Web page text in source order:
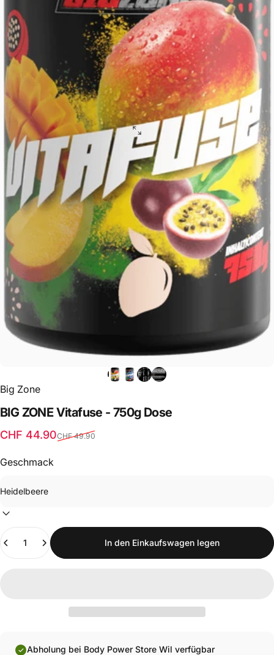
Big Zone
BIG ZONEVitafuse - 750g Dose
Verkaufspreis
CHF 44.90
Normaler PreisCHF 49.90
Geschmack
Anzahl
In den Einkaufswagen legen
Abholung bei Body Power Store Wil verfügbar